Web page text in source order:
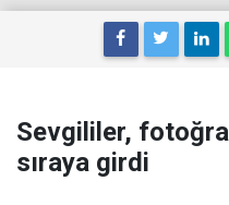
Sevgililer,
sıraya girdi